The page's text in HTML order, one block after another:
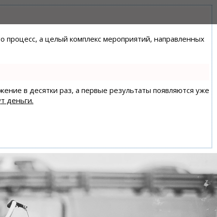
процесс, а целый комплекс мероприятий, направленных
в десятки раз, а первые результаты появляются уже
деньги.